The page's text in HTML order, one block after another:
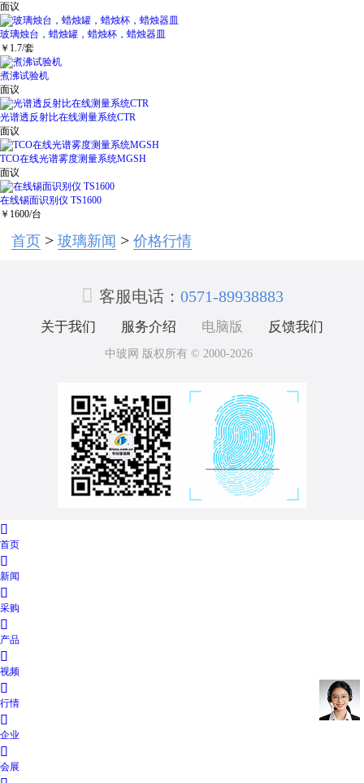
面议
玻璃烛台，蜡烛罐，蜡烛杯，蜡烛器皿
￥ 1.7/套
煮沸试验机
面议
光谱透反射比在线测量系统CTR
面议
TCO在线光谱雾度测量系统MGSH
面议
在线锡面识别仪 TS1600
￥ 1600/台
首页 > 玻璃新闻 > 价格行情
 客服电话： 0571-89938883
关于我们 服务介绍 电脑版 反馈我们
中玻网 版权所有 © 2000-2026

首页

新闻

采购

产品

视频

行情

企业

会展